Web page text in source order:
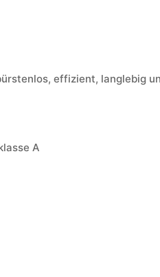
effizient, langlebig
A